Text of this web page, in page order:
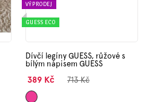
VÝPRODEJ
GUESS ECO
Dívčí legíny GUESS, růžové s
bílým nápisem GUESS
389 Kč 713 Kč
Tmavě